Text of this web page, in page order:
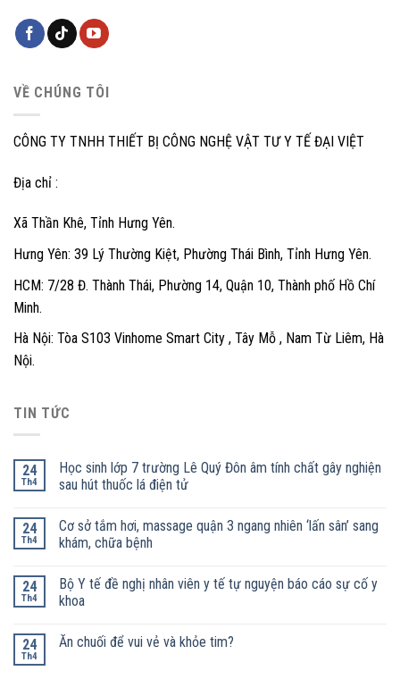
VỀ CHÚNG TÔI
CÔNG TY TNHH THIẾT BỊ CÔNG NGHỆ VẬT TƯ Y TẾ ĐẠI VIỆT
Địa chỉ :
Xã Thần Khê, Tỉnh Hưng Yên.
Hưng Yên: 39 Lý Thường Kiệt, Phường Thái Bình, Tỉnh Hưng Yên.
HCM: 7/28 Đ. Thành Thái, Phường 14, Quận 10, Thành phố Hồ Chí
Minh.
Hà Nội: Tòa S103 Vinhome Smart City , Tây Mỗ , Nam Từ Liêm, Hà
Nội.
TIN TỨC
24
Th4
Học sinh lớp 7 trường Lê Quý Đôn âm tính chất gây nghiện
sau hút thuốc lá điện tử
24
Th4
Cơ sở tắm hơi, massage quận 3 ngang nhiên ‘lấn sân’ sang
khám, chữa bệnh
24
Th4
Bộ Y tế đề nghị nhân viên y tế tự nguyện báo cáo sự cố y
khoa
24
Th4
Ăn chuối để vui vẻ và khỏe tim?